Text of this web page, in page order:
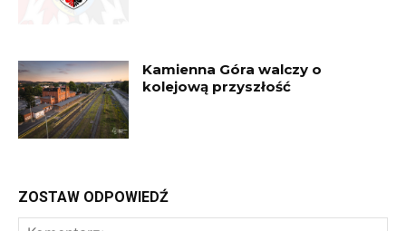
Kamienna Góra walczy o
kolejową przyszłość
ZOSTAW ODPOWIEDŹ